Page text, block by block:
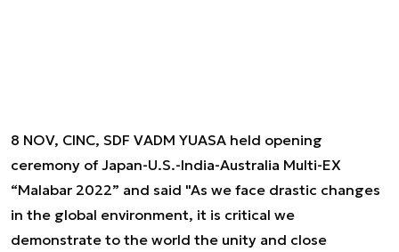
8 NOV, CINC, SDF VADM YUASA held opening
ceremony of Japan-U.S.-India-Australia Multi-EX
“Malabar 2022” and said "As we face drastic changes
in the global environment, it is critical we
demonstrate to the world the unity and close